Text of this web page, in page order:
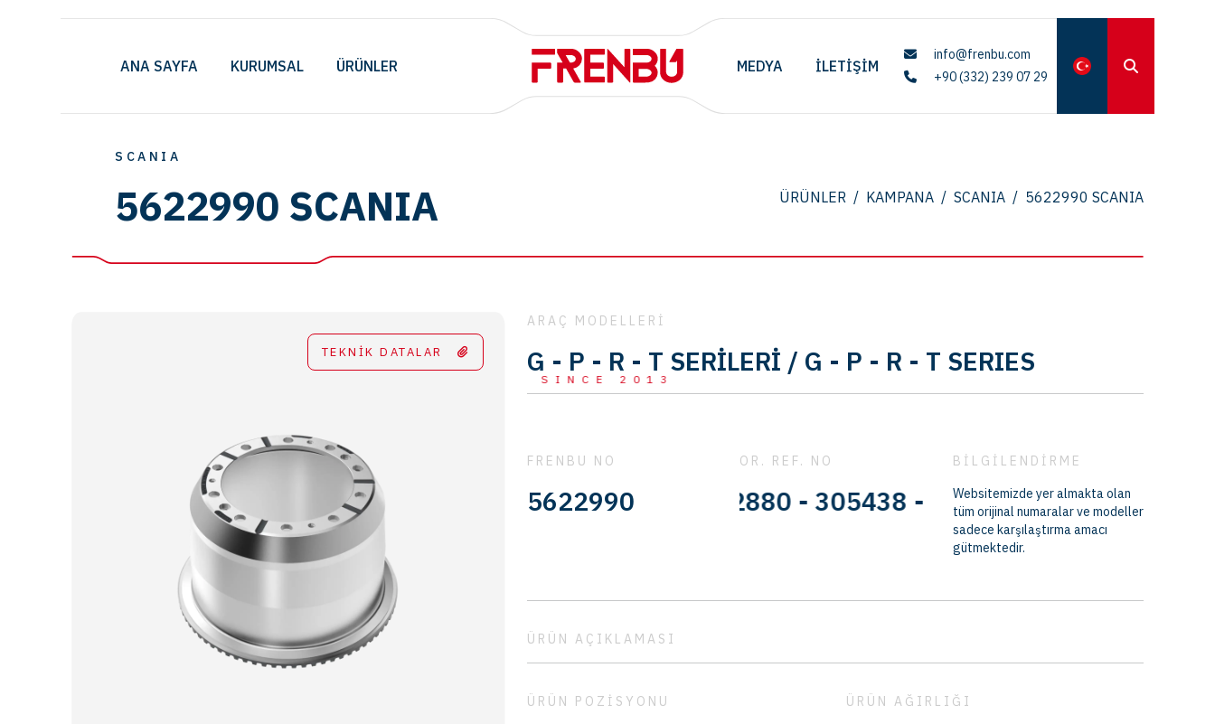
ANA SAYFA KURUMSAL ÜRÜNLER MEDYA İLETIŞIM
info@frenbu.com
+90 (332) 239 07 29
SINCE 2013
SCANIA
5622990 SCANIA ÜRÜNLER / KAMPANA / SCANIA / 5622990 SCANIA
TEKNİK DATALAR
ARAÇ MODELLERİ
G - P - R - T SERİLERİ / G - P - R - T SERIES
FRENBU NO
5622990
OR. REF. NO
360573 - 342880 - 305438 - 1414435 - 293543 -
BİLGİLENDİRME
Websitemizde yer almakta olan
tüm orijinal numaralar ve modeller
sadece karşılaştırma amacı
gütmektedir.
ÜRÜN AÇIKLAMASI
ÜRÜN POZİSYONU
ÜRÜN AĞIRLIĞI